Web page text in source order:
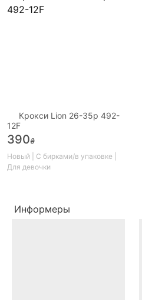
Крокси Lion 26-35р 492-
12F
390₴
Новый | С бирками/в упаковке |
Для девочки
Информеры